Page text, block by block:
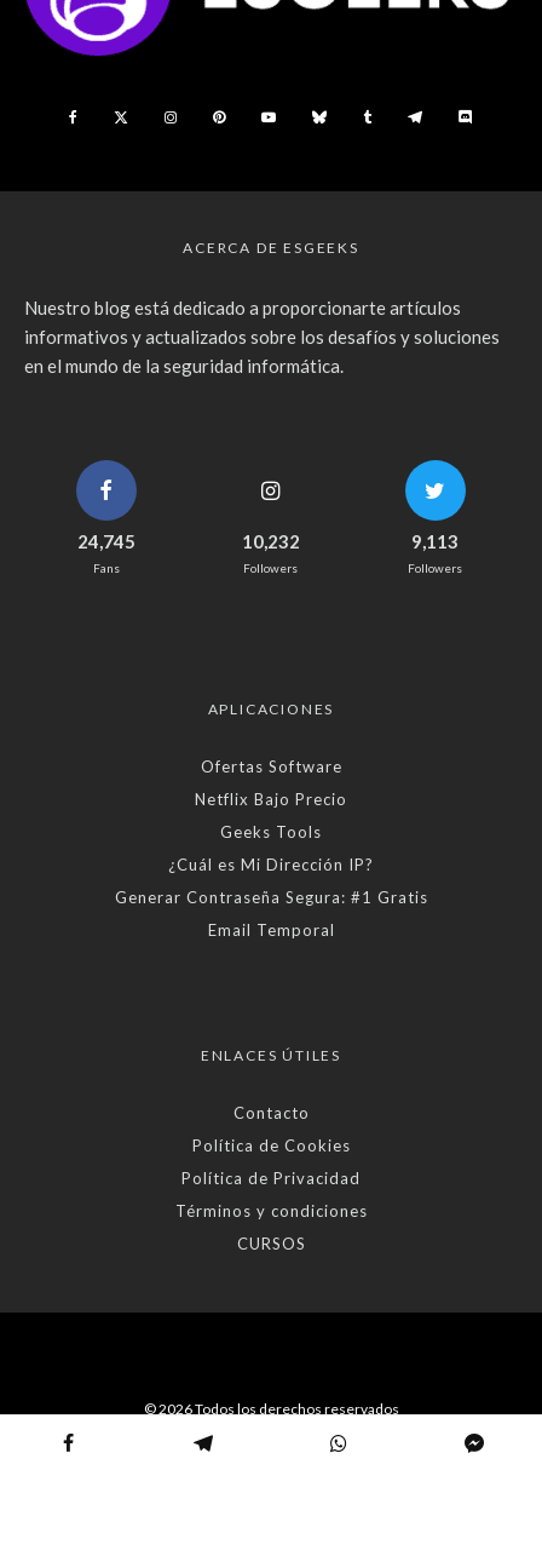
ACERCA DE ESGEEKS
Nuestro blog está dedicado a proporcionarte artículos
informativos y actualizados sobre los desafíos y soluciones
en el mundo de la seguridad informática.
24,745
Fans
10,232
Followers
9,113
Followers
APLICACIONES
Ofertas Software
Netflix Bajo Precio
Geeks Tools
¿Cuál es Mi Dirección IP?
Generar Contraseña Segura: #1 Gratis
Email Temporal
ENLACES ÚTILES
Contacto
Política de Cookies
Política de Privacidad
Términos y condiciones
CURSOS
© 2026 Todos los derechos reservados